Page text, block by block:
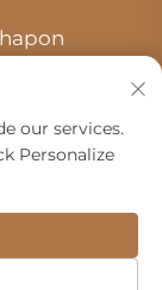
Sa Amin
our services.
Personalize